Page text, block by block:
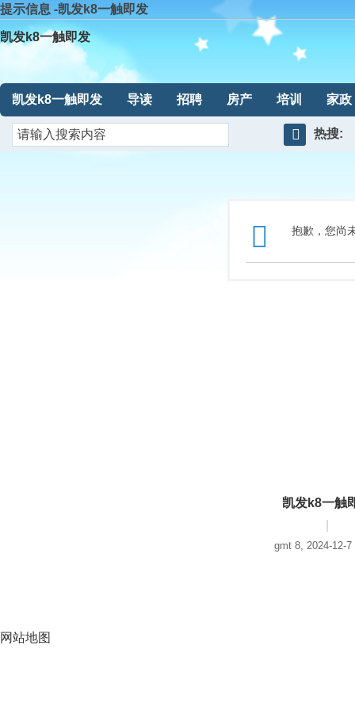
提示信息 -凯发k8一触即发
凯发k8一触即发
凯发k8一触即发 导读 招聘 房产 培训 家政
热搜:
抱歉，您尚
凯发k8一触
gmt 8, 2024-12-7
网站地图